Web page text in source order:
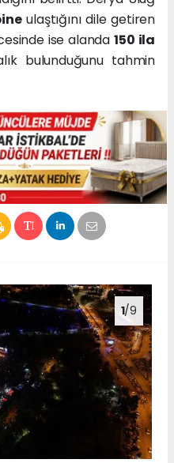
ulaştığını dile getiren
ise alanda150 ila
bulunduğunu tahmin
1/9